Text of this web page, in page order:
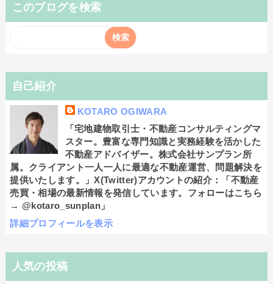
このブログを検索
自己紹介
KOTARO OGIWARA
「宅地建物取引士・不動産コンサルティングマ
スター。豊富な専門知識と実務経験を活かした
不動産アドバイザー。株式会社サンプラン所
属。クライアント一人一人に最適な不動産運営、問題解決を
提供いたします。」X(Twitter)アカウントの紹介：「不動産
売買・相場の最新情報を発信しています。フォローはこちら
→ @kotaro_sunplan」
詳細プロフィールを表示
人気の投稿